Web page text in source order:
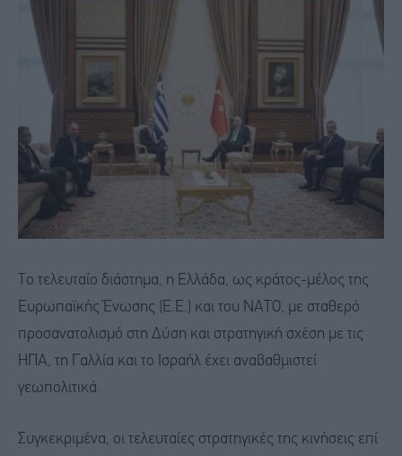
Το τελευταίο διάστημα, η Ελλάδα, ως κράτος-μέλος της
Ευρωπαϊκής Ένωσης (Ε.Ε.) και του ΝΑΤΟ, με σταθερό
προσανατολισμό στη Δύση και στρατηγική σχέση με τις
ΗΠΑ, τη Γαλλία και το Ισραήλ έχει αναβαθμιστεί
γεωπολιτικά.
Συγκεκριμένα, οι τελευταίες στρατηγικές της κινήσεις επί